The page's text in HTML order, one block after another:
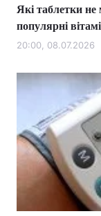
Які таблетки
популярні
20:00, 08.07.2026